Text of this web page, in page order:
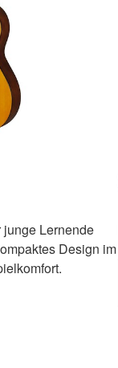
Lernende
Design im